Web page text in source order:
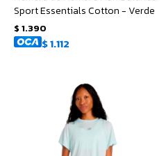
Sport Essentials Cotton - Verde
$ 1.390
$1.112